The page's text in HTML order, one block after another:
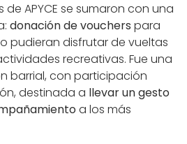
APYCE se sumaron con una
donación de vouchers para
pudieran disfrutar de vueltas
recreativas. Fue una
barrial, con participación
destinada a llevar un gesto
a los más